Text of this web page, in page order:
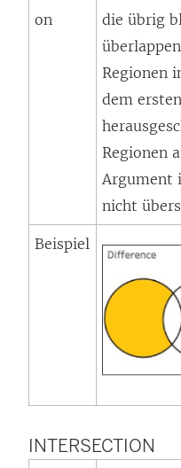
on
die übrig
Regionen
dem
Regionen
Argument
nicht
Beispiel
INTERSECTION